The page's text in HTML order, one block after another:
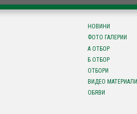
НОВИНИ
ФОТО ГАЛЕРИИ
А ОТБОР
Б ОТБОР
ОТБОРИ
ВИДЕО МАТЕРИАЛИ
ОБЯВИ